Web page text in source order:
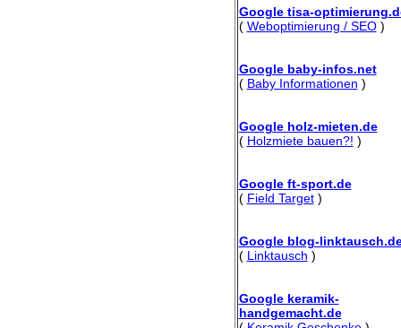
Google tisa-
( Weboptimierung / SEO)
Google baby-infos.net
( Baby Informationen )
Google holz-mieten.de
( Holzmiete bauen?! )
Google ft-sport.de
( Field Target)
Google blog-
( Linktausch )
Google keramik-
handgemacht.de